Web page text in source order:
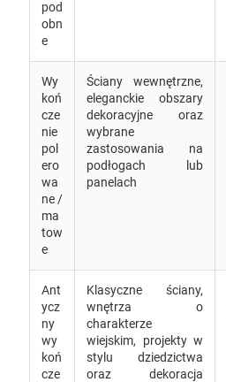
pod
obn
e
Wy
koń
cze
nie
pol
ero
wa
ne /
ma
tow
e
Ściany wewnętrzne,
eleganckie obszary
dekoracyjne oraz
wybrane
zastosowania na
podłogach lub
panelach
Ant
ycz
ny
wy
koń
cze
Klasyczne ściany,
wnętrza o
charakterze
wiejskim, projekty w
stylu dziedzictwa
oraz dekoracja